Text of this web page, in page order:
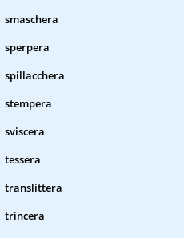
smaschera
sperpera
spillacchera
stempera
sviscera
tessera
translittera
trincera